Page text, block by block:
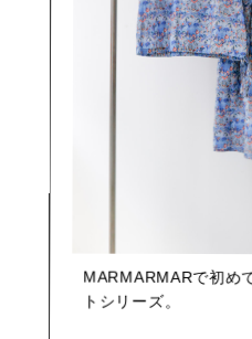
MARMARMARで初め
トシリーズ。